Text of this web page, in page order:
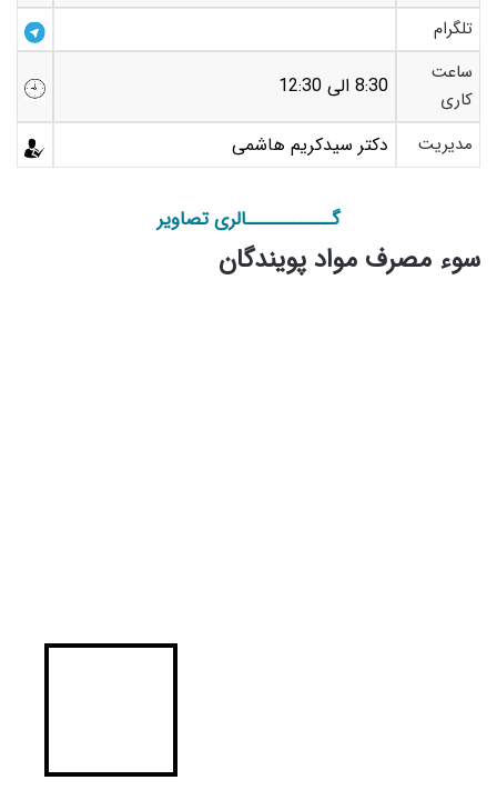
تلگرام
ساعت
کاری
8:30 الی 12:30
مدیریت دکتر سیدکریم هاشمی
گـــــــــــالری تصاویر
سوء مصرف مواد پویندگان